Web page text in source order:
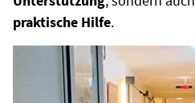
praktische Hilfe.